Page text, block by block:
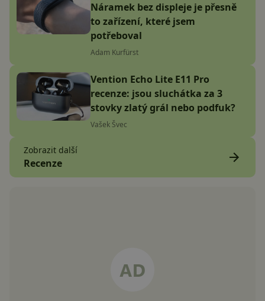
Náramek bez displeje je přesně
to zařízení, které jsem
potřeboval
Adam Kurfürst
Vention Echo Lite E11 Pro
recenze: jsou sluchátka za 3
stovky zlatý grál nebo podfuk?
Vašek Švec
Zobrazit další
Recenze